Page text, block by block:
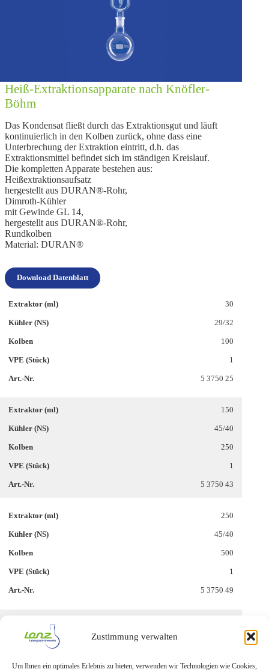
Zustimmung verwalten
Um Ihnen ein optimales Erlebnis zu bieten, verwenden wir Technologien wie Cookies,
Heiß-Extraktionsapparate nach Knöfler-
Böhm
Das Kondensat fließt durch das Extraktionsgut und läuft
kontinuierlich in den Kolben zurück, ohne dass eine
Unterbrechung der Extraktion eintritt, d.h. das
Extraktionsmittel befindet sich im ständigen Kreislauf.
Die kompletten Apparate bestehen aus:
Heißextraktionsaufsatz
hergestellt aus DURAN®-Rohr,
Dimroth-Kühler
mit Gewinde GL 14,
hergestellt aus DURAN®-Rohr,
Rundkolben
Material: DURAN®
Download Datenblatt
30
29/32
100
1
5 3750 25
150
45/40
250
1
5 3750 43
250
45/40
500
1
5 3750 49